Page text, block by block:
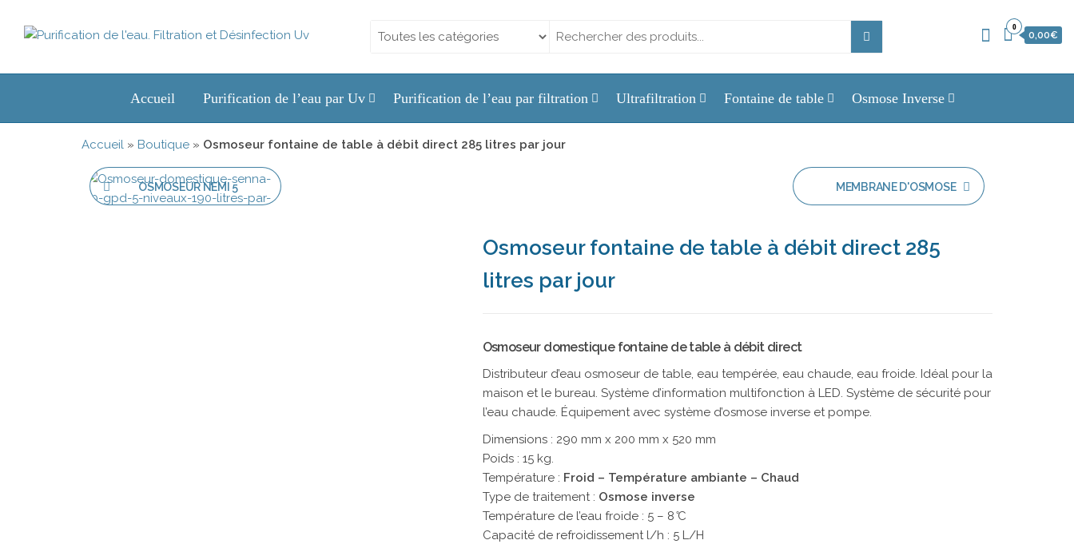
Désinfection
de l'eau.
0
0,00€
Accueil Purification de l’eau par Uv Purification de l’eau par filtration Ultrafiltration Fontaine de table Osmose Inverse
Accueil » Boutique » Osmoseur fontaine de table à débit direct 285 litres par jour
OSMOSEUR NEMI 5 MEMBRANE D'OSMOSE
Osmoseur fontaine de table à débit direct 285
litres par jour
Osmoseur domestique fontaine de table à débit direct
Distributeur d’eau osmoseur de table, eau tempérée, eau chaude, eau froide. Idéal pour la
maison et le bureau. Système d’information multifonction à LED. Système de sécurité pour
l’eau chaude. Équipement avec système d’osmose inverse et pompe.
Dimensions : 290 mm x 200 mm x 520 mm
Poids : 15 kg.
Température : Froid – Température ambiante – Chaud
Type de traitement : Osmose inverse
Température de l’eau froide : 5 – 8 ̊C
Capacité de refroidissement l/h : 5 L/H